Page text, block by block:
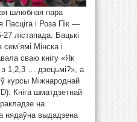
шлюбная пара
і Роза Пік —
лістапада. Бацькі
Мінска і
сваю кнігу «Як
з 1,2,3 … дзецьмі?», а
курсы Міжнароднай
Кніга шматдзетнай
на
нядаўна выдадзена